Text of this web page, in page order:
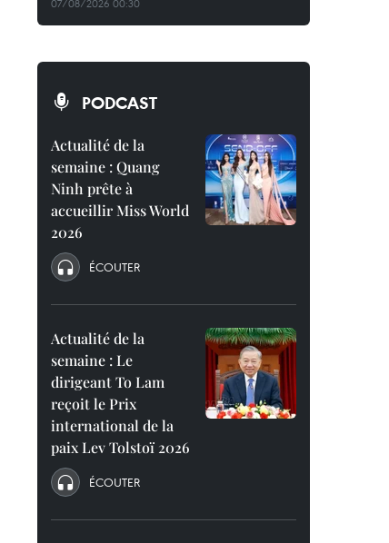
07/08/2026 00:30
PODCAST
Actualité de la
semaine : Quang
Ninh prête à
accueillir Miss World
2026
ÉCOUTER
Actualité de la
semaine : Le
dirigeant To Lam
reçoit le Prix
international de la
paix Lev Tolstoï 2026
ÉCOUTER